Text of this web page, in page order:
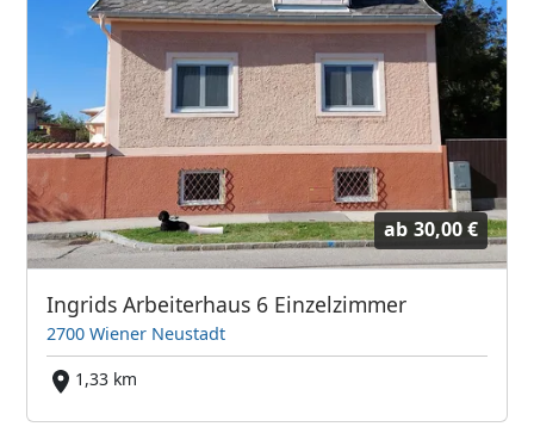
ab 30,00 €
Ingrids Arbeiterhaus 6 Einzelzimmer
2700 Wiener Neustadt
1,33 km